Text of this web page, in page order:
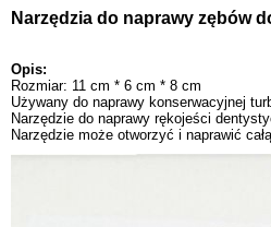
Narzędzia do naprawy zębów
Opis:
Rozmiar: 11 cm * 6 cm * 8 cm
Używany do naprawy konserwacyjnej
Narzędzie do naprawy rękojeści
Narzędzie może otworzyć i naprawić